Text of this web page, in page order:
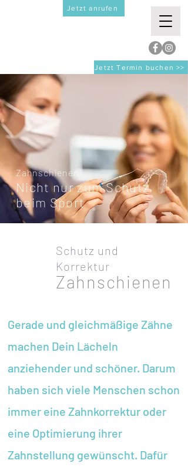
Jetzt Termin buchen >>
Jetzt anrufen
Zahnschienen
Nicht nur zum Schutz
beim Sport
Schutz und
Korrektur
Zahnschienen
Gerade und gleichmäßige Zähne
machen Dein Lächeln
anziehender und schöner. Darum
haben sich viele Menschen schon
immer eine Zahnkorrektur oder
eine Optimierung ihrer
Zahnstellung gewünscht. Dafür